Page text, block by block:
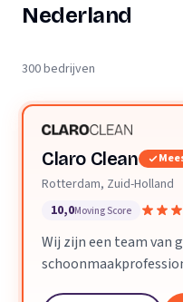
Nederland
300 bedrijven
Claro Clean
Rotterdam, Zuid-Holland
10,0Moving Score
Wij zijn een team van